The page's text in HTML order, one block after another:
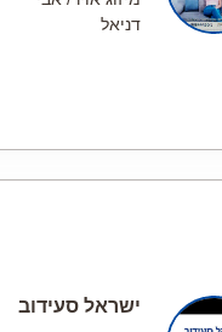
דניאל
ישראל סעידוב